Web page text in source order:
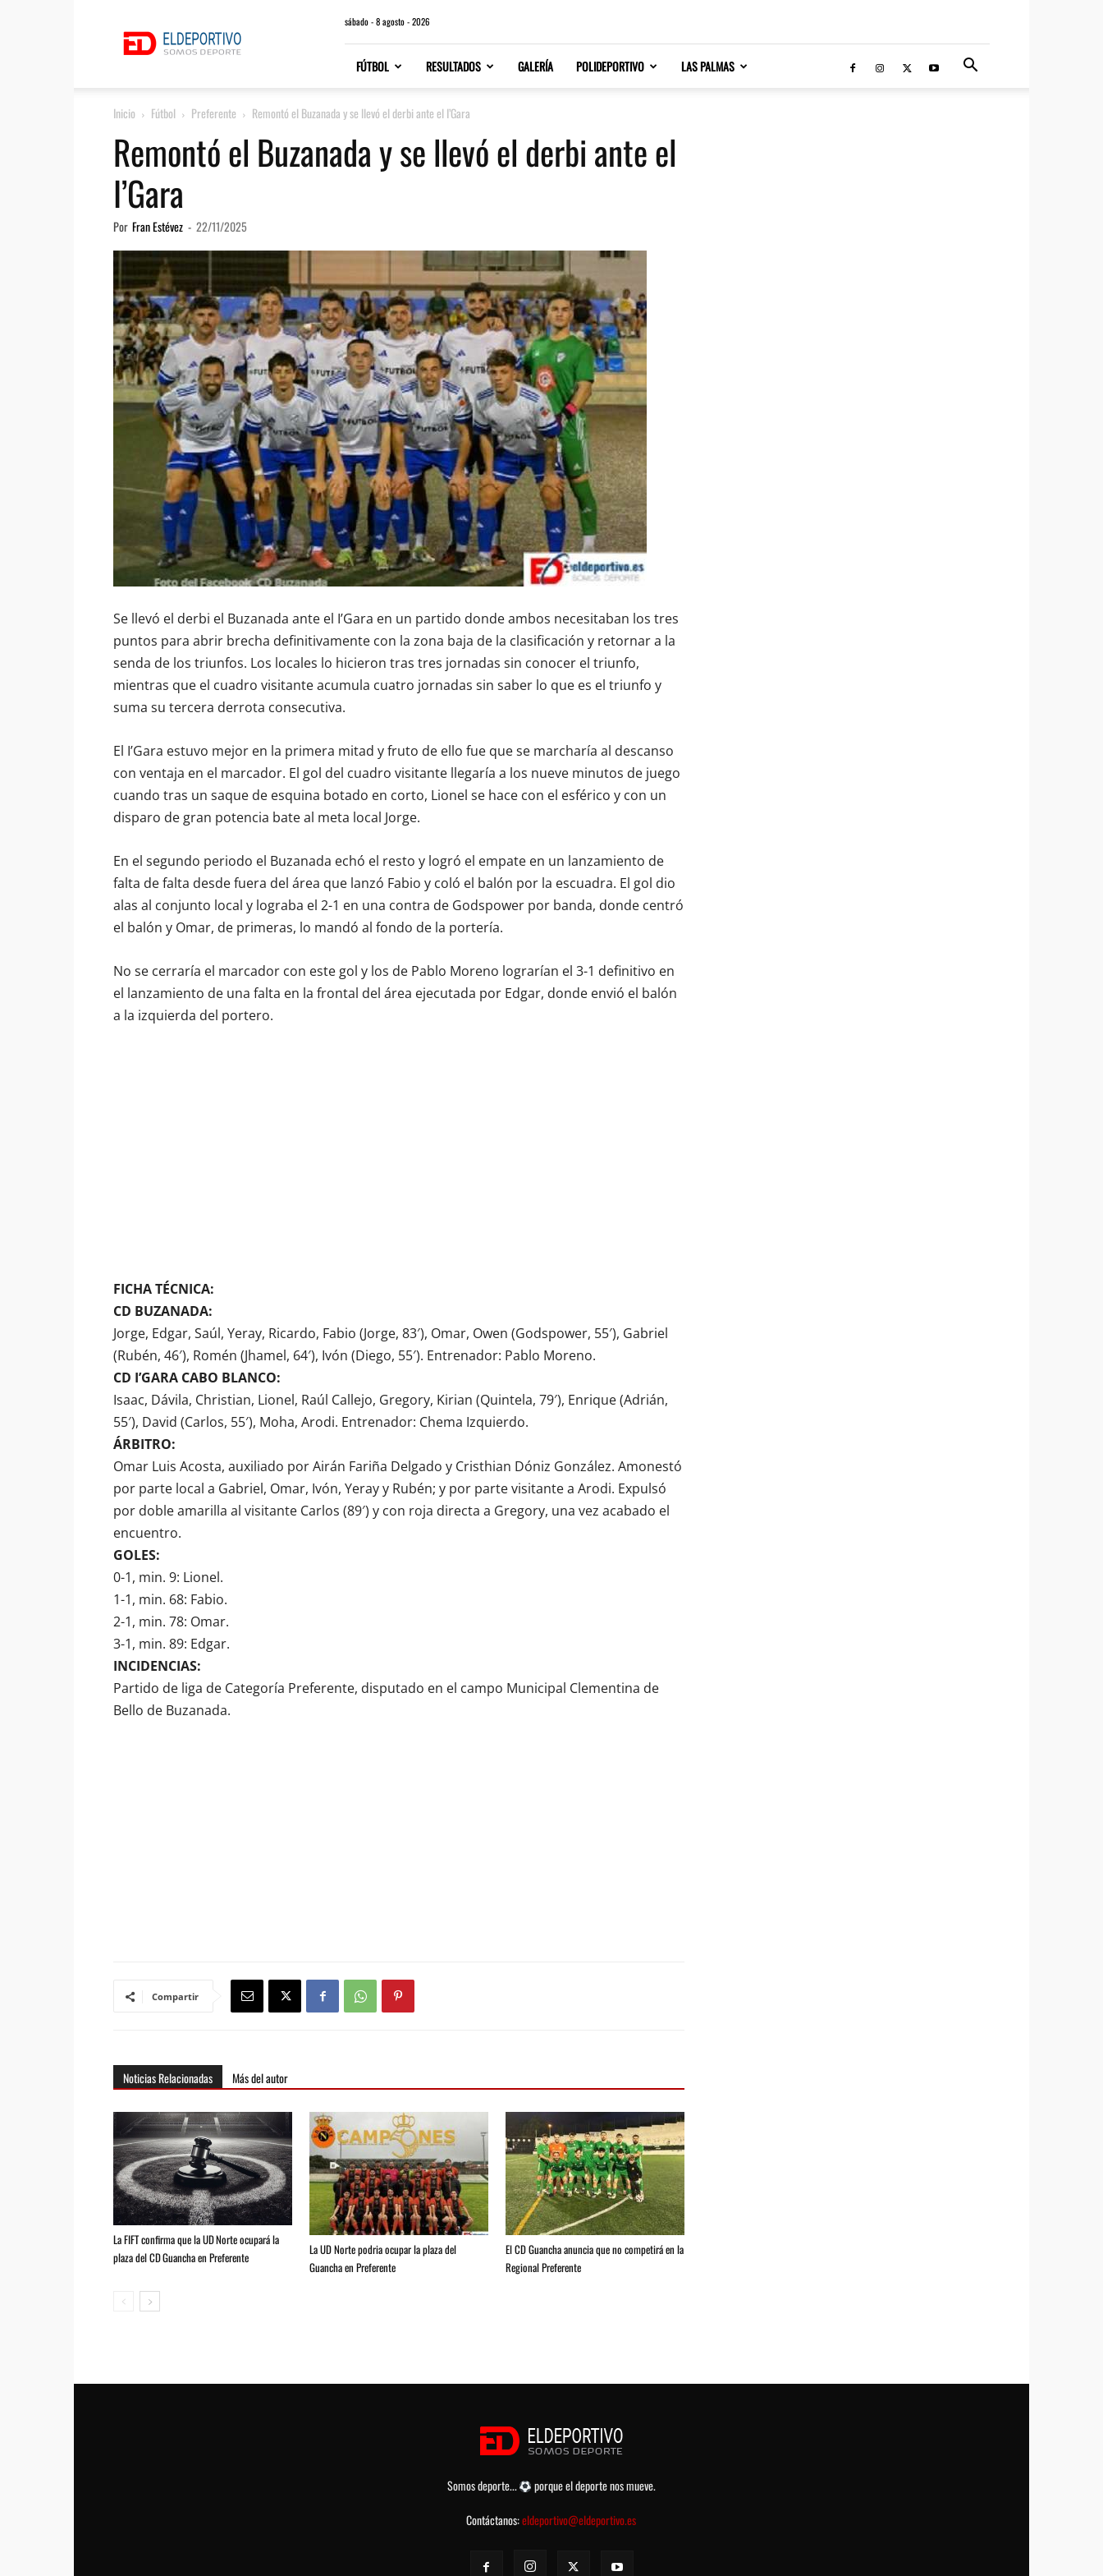
sábado - 8 agosto - 2026
FÚTBOL RESULTADOS GALERÍA POLIDEPORTIVO LAS PALMAS
Inicio Fútbol Preferente Remontó el Buzanada y se llevó el derbi ante el I’Gara
Remontó el Buzanada y se llevó el derbi ante el
I’Gara
Por Fran Estévez - 22/11/2025
Se llevó el derbi el Buzanada ante el I’Gara en un partido donde ambos necesitaban los tres
puntos para abrir brecha definitivamente con la zona baja de la clasificación y retornar a la
senda de los triunfos. Los locales lo hicieron tras tres jornadas sin conocer el triunfo,
mientras que el cuadro visitante acumula cuatro jornadas sin saber lo que es el triunfo y
suma su tercera derrota consecutiva.
El I’Gara estuvo mejor en la primera mitad y fruto de ello fue que se marcharía al descanso
con ventaja en el marcador. El gol del cuadro visitante llegaría a los nueve minutos de juego
cuando tras un saque de esquina botado en corto, Lionel se hace con el esférico y con un
disparo de gran potencia bate al meta local Jorge.
En el segundo periodo el Buzanada echó el resto y logró el empate en un lanzamiento de
falta de falta desde fuera del área que lanzó Fabio y coló el balón por la escuadra. El gol dio
alas al conjunto local y lograba el 2-1 en una contra de Godspower por banda, donde centró
el balón y Omar, de primeras, lo mandó al fondo de la portería.
No se cerraría el marcador con este gol y los de Pablo Moreno lograrían el 3-1 definitivo en
el lanzamiento de una falta en la frontal del área ejecutada por Edgar, donde envió el balón
a la izquierda del portero.
FICHA TÉCNICA:
CD BUZANADA:
Jorge, Edgar, Saúl, Yeray, Ricardo, Fabio (Jorge, 83′), Omar, Owen (Godspower, 55′), Gabriel
(Rubén, 46′), Romén (Jhamel, 64′), Ivón (Diego, 55′). Entrenador: Pablo Moreno.
CD I’GARA CABO BLANCO:
Isaac, Dávila, Christian, Lionel, Raúl Callejo, Gregory, Kirian (Quintela, 79′), Enrique (Adrián,
55′), David (Carlos, 55′), Moha, Arodi. Entrenador: Chema Izquierdo.
ÁRBITRO:
Omar Luis Acosta, auxiliado por Airán Fariña Delgado y Cristhian Dóniz González. Amonestó
por parte local a Gabriel, Omar, Ivón, Yeray y Rubén; y por parte visitante a Arodi. Expulsó
por doble amarilla al visitante Carlos (89′) y con roja directa a Gregory, una vez acabado el
encuentro.
GOLES:
0-1, min. 9: Lionel.
1-1, min. 68: Fabio.
2-1, min. 78: Omar.
3-1, min. 89: Edgar.
INCIDENCIAS:
Partido de liga de Categoría Preferente, disputado en el campo Municipal Clementina de
Bello de Buzanada.
Compartir
Noticias Relacionadas Más del autor
La FIFT confirma que la UD Norte ocupará la
plaza del CD Guancha en Preferente
La UD Norte podria ocupar la plaza del
Guancha en Preferente
El CD Guancha anuncia que no competirá en la
Regional Preferente
Somos deporte...
porque el deporte nos mueve.
Contáctanos:eldeportivo@eldeportivo.es